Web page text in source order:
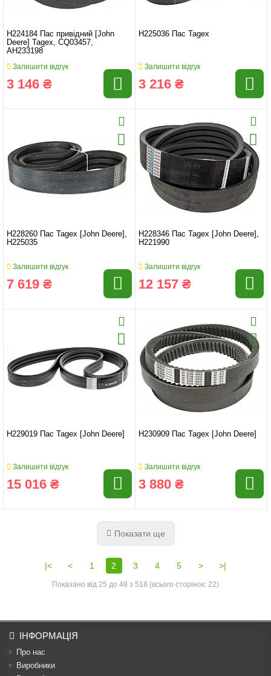
H224184 Пас привідний [John
Deere] Tagex, CQ03457,
AH233198
Залишити відгук
3 146 ₴
H225036 Пас Tagex
Залишити відгук
3 216 ₴
H228260 Пас Tagex [John Deere],
H225035
Залишити відгук
7 619 ₴
H228346 Пас Tagex [John Deere],
H221990
Залишити відгук
12 157 ₴
H229019 Пас Tagex [John Deere]
Залишити відгук
15 016 ₴
H230909 Пас Tagex [John Deere]
Залишити відгук
3 880 ₴
Показати ще
|< < 1 2 3 4 5 > >|
Показано від 25 до 48 з 518 (всього сторінок: 22)
ІНФОРМАЦІЯ
Про нас
Виробники